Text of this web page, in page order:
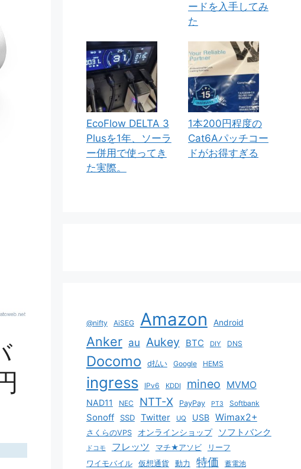
ードを入手してみ
た
EcoFlow DELTA 3
Plusを1年、ソーラ
ー併用で使ってき
た実際。
1本200円程度の
Cat6Aパッチコー
ドがお得すぎる
@nifty AiSEG Amazon Android
Anker au Aukey BTC DIY DNS
Docomo d払い Google HEMS
ingress IPv6 KDDI mineo MVMO
NAD11 NEC NTT-X PayPay PT3 Softbank
Sonoff SSD Twitter UQ USB Wimax2+
さくらのVPS オンラインショップ ソフトバンク
ドコモ フレッツ マチ★アソビ
リーフ
ワイモバイル
仮想通貨 動力 特価 蓄電池